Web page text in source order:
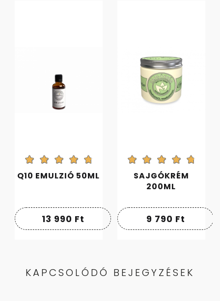
Q10 EMULZIÓ 50ML
13 990 Ft
SAJGÓKRÉM
200ML
9 790 Ft
KAPCSOLÓDÓ BEJEGYZÉSEK